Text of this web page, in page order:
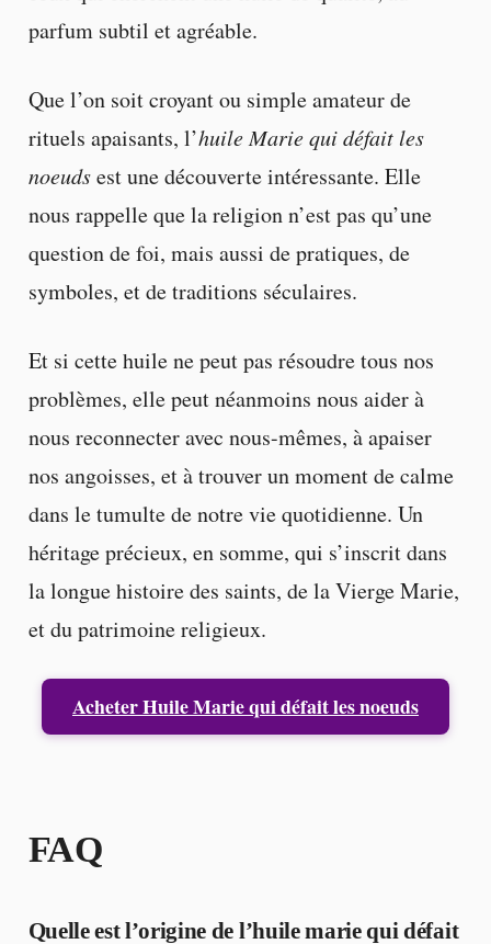
parfum subtil et agréable.
Que l’on soit croyant ou simple amateur de
rituels apaisants, l’huile Marie qui défait les
noeudsest une découverte intéressante. Elle
nous rappelle que la religion n’est pas qu’une
question de foi, mais aussi de pratiques, de
symboles, et de traditions séculaires.
Et si cette huile ne peut pas résoudre tous nos
problèmes, elle peut néanmoins nous aider à
nous reconnecter avec nous-mêmes, à apaiser
nos angoisses, et à trouver un moment de calme
dans le tumulte de notre vie quotidienne. Un
héritage précieux, en somme, qui s’inscrit dans
la longue histoire des saints, de la Vierge Marie,
et du patrimoine religieux.
Acheter Huile Marie qui défait les noeuds
FAQ
Quelle est l’origine de l’huile marie qui défait